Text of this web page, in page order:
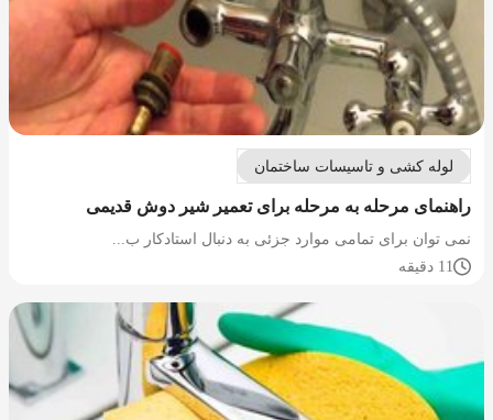
لوله کشی و تاسیسات ساختمان
راهنمای مرحله به مرحله برای تعمیر شیر دوش قدیمی
نمی توان برای تمامی موارد جزئی به دنبال استادکار ب...
11 دقیقه